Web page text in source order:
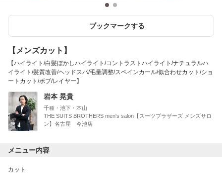
ブックマークする
【メンズカット】
【ハイライト/白髪ぼかしハイライト/コントラストハイライト/ナチュラルハ
イライト/髪質改善/ヘッドスパ/毛量調整/スペインカール/似合わせカット/ショ
ートカット/ボブ/レイヤー】
岩本 晃貴
千種・池下・本山
THE SUITS BROTHERS men's salon【スーツブラザーズ メンズサロ
ン】名古屋 今池店
メニュー内容
カット